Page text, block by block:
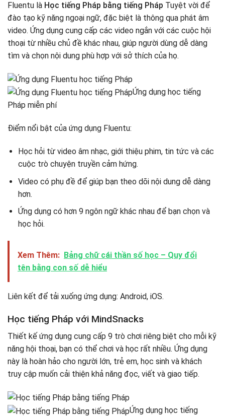
Fluentu là Học tiếng Pháp bằng tiếng Pháp Tuyệt vời để
đào tạo kỹ năng ngoại ngữ, đặc biệt là thông qua phát âm
video. Ứng dụng cung cấp các video ngắn với các cuộc hội
thoại từ nhiều chủ đề khác nhau, giúp người dùng dễ dàng
tìm và chọn nội dung phù hợp với sở thích của họ.
Ứng dụng học tiếng
Pháp miễn phí
Điểm nổi bật của ứng dụng Fluentu:
Học hỏi từ video âm nhạc, giới thiệu phim, tin tức và các
cuộc trò chuyện truyền cảm hứng.
Video có phụ đề để giúp bạn theo dõi nội dung dễ dàng
hơn.
Ứng dụng có hơn 9 ngôn ngữ khác nhau để bạn chọn và
học hỏi.
Xem Thêm: Bảng chữ cái thần số học – Quy đổi
tên bằng con số dễ hiểu
Liên kết để tải xuống ứng dụng: Android, iOS.
Học tiếng Pháp với MindSnacks
Thiết kế ứng dụng cung cấp 9 trò chơi riêng biệt cho mỗi kỹ
năng hội thoại, bạn có thể chơi và học rất nhiều. Ứng dụng
này là hoàn hảo cho người lớn, trẻ em, học sinh và khách
truy cập muốn cải thiện khả năng đọc, viết và giao tiếp.
Ứng dụng học tiếng